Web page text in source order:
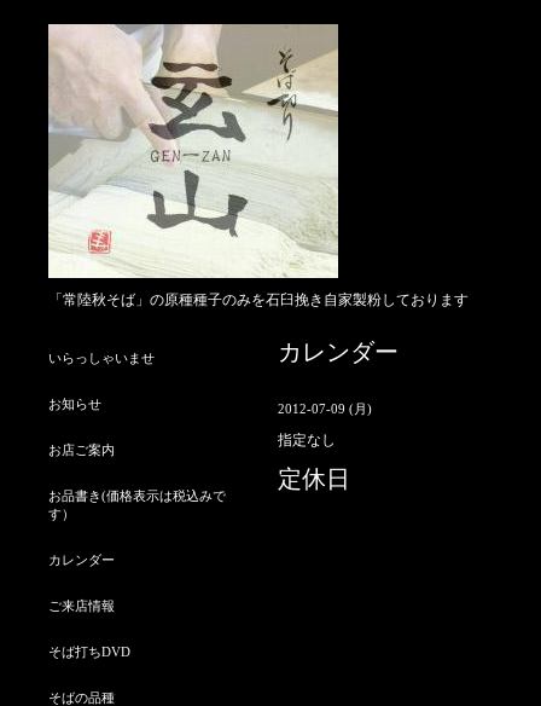
「常陸秋そば」の原種種子のみを石臼挽き自家製粉しております
カレンダー
2012-07-09 (月)
指定なし
定休日
いらっしゃいませ
お知らせ
お店ご案内
お品書き(価格表示は税込みで
す）
カレンダー
ご来店情報
そば打ちDVD
そばの品種